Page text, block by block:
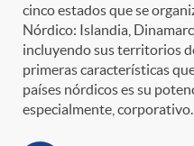
cinco estados que se
Nórdico: Islandia,
incluyendo sus territorios
primeras características
países nórdicos es su
especialmente, corporativo.